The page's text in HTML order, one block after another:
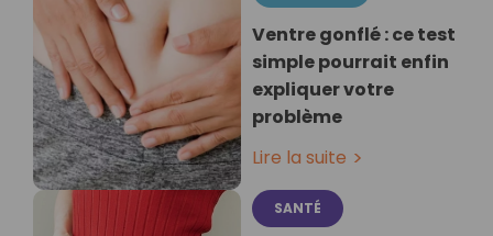
Ventre gonflé : ce test
simple pourrait enfin
expliquer votre
problème
Lire la suite
SANTÉ